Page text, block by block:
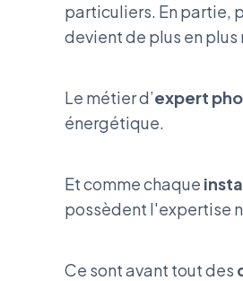
particuliers. En partie,
devient de plus en plus
Le métier d’expert
énergétique.
Et comme chaque
possèdent l'expertise
Ce sont avant tout des